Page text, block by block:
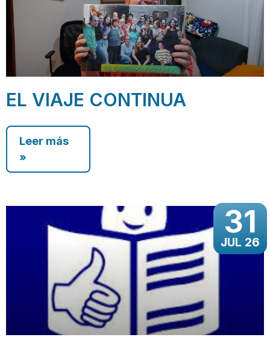
EL VIAJE CONTINUA
Leer más
»
31
JUL 26